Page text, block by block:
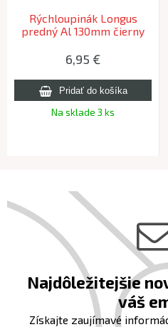
Rýchloupinák Longus
predný Al 130mm čierny
6,95 €
Na sklade 3 ks
Najdôležitejšie
váš
Získajte zaujímavé